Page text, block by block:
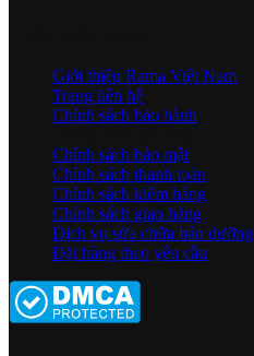
Giới thiệu Rama Việt Nam
Trang liên hệ
Chính sách bảo hành
Chính sách bảo mật
Chính sách thanh toán
Chính sách kiểm hàng
Chính sách giao hàng
Dịch vụ sửa chữa bảo dưỡng
Đặt hàng theo yêu cầu